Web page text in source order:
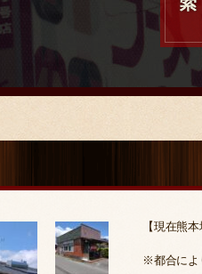
【現在熊
※都合によ